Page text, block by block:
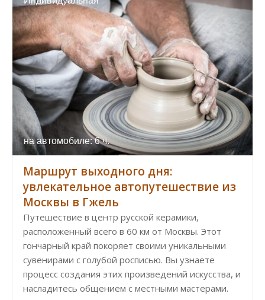
на автомобиле: 6 ч.
Маршрут выходного дня:
увлекательное автопутешествие из
Москвы в Гжель
Путешествие в центр русской керамики,
расположенный всего в 60 км от Москвы. Этот
гончарный край покоряет своими уникальными
сувенирами с голубой росписью. Вы узнаете
процесс создания этих произведений искусства, и
насладитесь общением с местными мастерами.